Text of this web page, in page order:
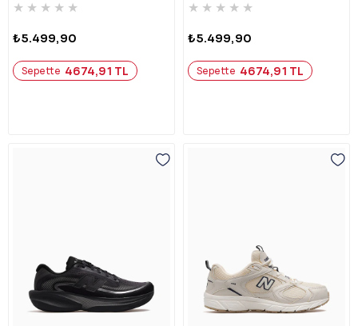
★ ★ ★ ★ ★
₺5.499,90
Sepette 4674,91 TL
★ ★ ★ ★ ★
₺5.499,90
Sepette 4674,91 TL